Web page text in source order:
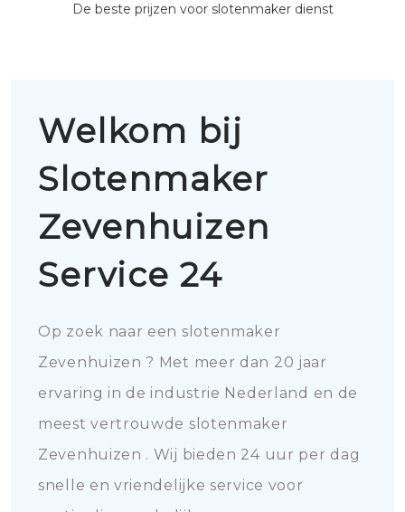
De beste prijzen voor slotenmaker dienst
Welkom bij
Slotenmaker
Zevenhuizen
Service 24
Op zoek naar een slotenmaker
Zevenhuizen ? Met meer dan 20 jaar
ervaring in de industrie Nederland en de
meest vertrouwde slotenmaker
Zevenhuizen . Wij bieden 24 uur per dag
snelle en vriendelijke service voor